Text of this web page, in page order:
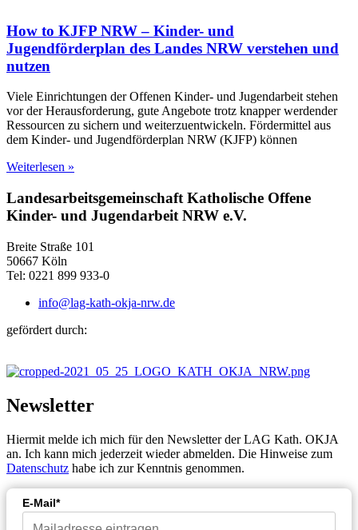
How to KJFP NRW – Kinder- und
Jugendförderplan des Landes NRW verstehen und
nutzen
Viele Einrichtungen der Offenen Kinder- und Jugendarbeit stehen
vor der Herausforderung, gute Angebote trotz knapper werdender
Ressourcen zu sichern und weiterzuentwickeln. Fördermittel aus
dem Kinder- und Jugendförderplan NRW (KJFP) können
Weiterlesen »
Landesarbeitsgemeinschaft Katholische Offene
Kinder- und Jugendarbeit NRW e.V.
Breite Straße 101
50667 Köln
Tel: 0221 899 933-0
info@lag-kath-okja-nrw.de
gefördert durch:
Newsletter
Hiermit melde ich mich für den Newsletter der LAG Kath. OKJA
an. Ich kann mich jederzeit wieder abmelden. Die Hinweise zum
Datenschutz habe ich zur Kenntnis genommen.
E-Mail*